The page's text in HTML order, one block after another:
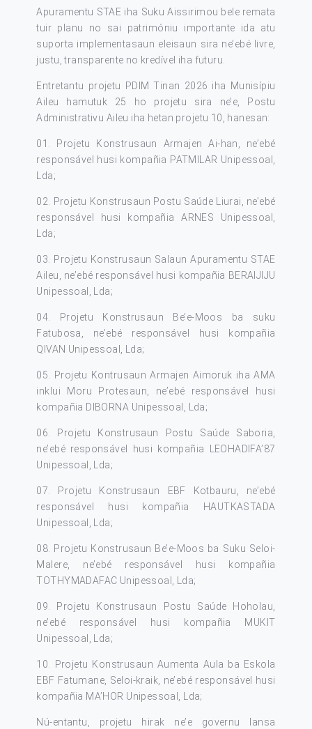
Apuramentu STAE iha Suku Aissirimou bele remata
tuir planu no sai patrimóniu importante ida atu
suporta implementasaun eleisaun sira ne’ebé livre,
justu, transparente no kredível iha futuru.
Entretantu projetu PDIM Tinan 2026 iha Munisípiu
Aileu hamutuk 25 ho projetu sira ne’e, Postu
Administrativu Aileu iha hetan projetu 10, hanesan:
01. Projetu Konstrusaun Armajen Ai-han, ne’ebé
responsável husi kompañia PATMILAR Unipessoal,
Lda;
02. Projetu Konstrusaun Postu Saúde Liurai, ne’ebé
responsável husi kompañia ARNES Unipessoal,
Lda;
03. Projetu Konstrusaun Salaun Apuramentu STAE
Aileu, ne’ebé responsável husi kompañia BERAIJIJU
Unipessoal, Lda;
04. Projetu Konstrusaun Be’e-Moos ba suku
Fatubosa, ne’ebé responsável husi kompañia
QIVAN Unipessoal, Lda;
05. Projetu Kontrusaun Armajen Aimoruk iha AMA
inklui Moru Protesaun, ne’ebé responsável husi
kompañia DIBORNA Unipessoal, Lda;
06. Projetu Konstrusaun Postu Saúde Saboria,
ne’ebé responsável husi kompañia LEOHADIFA’87
Unipessoal, Lda;
07. Projetu Konstrusaun EBF Kotbauru, ne’ebé
responsável husi kompañia HAUTKASTADA
Unipessoal, Lda;
08. Projetu Konstrusaun Be’e-Moos ba Suku Seloi-
Malere, ne’ebé responsável husi kompañia
TOTHYMADAFAC Unipessoal, Lda;
09. Projetu Konstrusaun Postu Saúde Hoholau,
ne’ebé responsável husi kompañia MUKIT
Unipessoal, Lda;
10. Projetu Konstrusaun Aumenta Aula ba Eskola
EBF Fatumane, Seloi-kraik, ne’ebé responsável husi
kompañia MA’HOR Unipessoal, Lda;
Nú-entantu, projetu hirak ne’e governu lansa